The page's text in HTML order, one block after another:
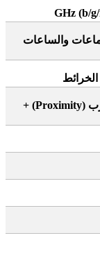
GHz (b/
والساعات
(Proximity) +